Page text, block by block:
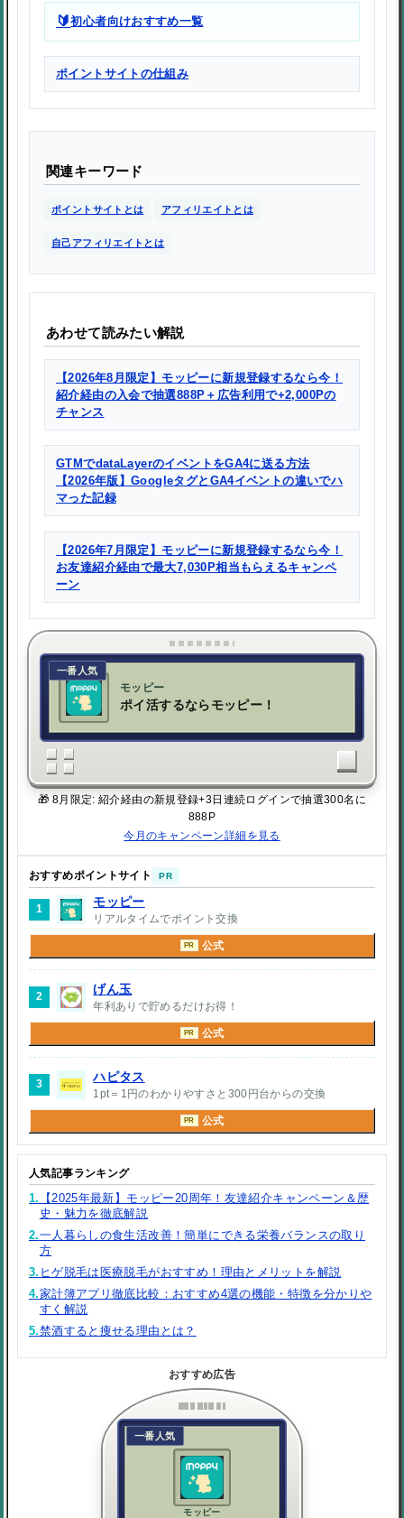
🔰初心者向けおすすめ一覧
ポイントサイトの仕組み
関連キーワード
ポイントサイトとは アフィリエイトとは
自己アフィリエイトとは
あわせて読みたい解説
【2026年8月限定】モッピーに新規登録するなら今！
紹介経由の入会で抽選888P＋広告利用で+2,000Pの
チャンス
GTMでdataLayerのイベントをGA4に送る方法
【2026年版】GoogleタグとGA4イベントの違いでハ
マった記録
【2026年7月限定】モッピーに新規登録するなら今！
お友達紹介経由で最大7,030P相当もらえるキャンペ
ーン
一番人気
モッピー
ポイ活するならモッピー！
🎁 8月限定: 紹介経由の新規登録+3日連続ログインで抽選300名に
888P
今月のキャンペーン詳細を見る
おすすめポイントサイト PR
1
モッピー
リアルタイムでポイント交換
PR 公式
2
げん玉
年利ありで貯めるだけお得！
PR 公式
3
ハピタス
1pt＝1円のわかりやすさと300円台からの交換
PR 公式
人気記事ランキング
1.
【2025年最新】モッピー20周年！友達紹介キャンペーン＆歴
史・魅力を徹底解説
2.一人暮らしの食生活改善！簡単にできる栄養バランスの取り
方
3. ヒゲ脱毛は医療脱毛がおすすめ！理由とメリットを解説
4.家計簿アプリ徹底比較：おすすめ4選の機能・特徴を分かりや
すく解説
5.禁酒すると痩せる理由とは？
おすすめ広告
一番人気
モッピー